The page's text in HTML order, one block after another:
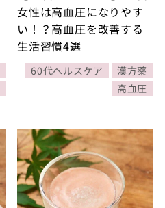
女性は高血圧になりやす
い！？高血圧を改善する
生活習慣4選
60代ヘルスケア
漢方薬
高血圧